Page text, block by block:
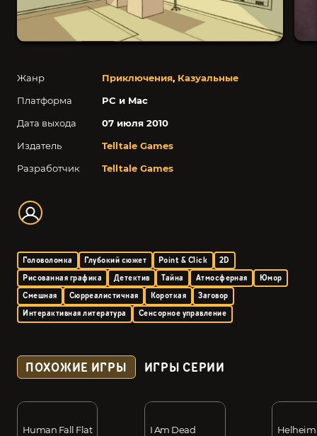
Жанр Приключения, Казуальные
Платформа
PC и Mac
Дата выхода
07 июля 2010
Издатель
Telltale Games
Разработчик
Telltale Games
Головоломка Глубокий сюжет Point & Click
2D
Рисованная графика
Детектив Тайна Атмосферная
Юмор
Смешная
Сюрреалистичная Короткая
Заговор
Интерактивная литература
Сенсорное управление
ПОХОЖИЕ ИГРЫ ИГРЫ СЕРИИ
Human Fall Flat I Am Dead Helheim